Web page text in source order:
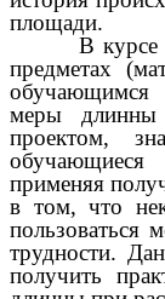
площади.
В
предметах
обучающимся
меры
проектом,
применяя
в том, что
пользоваться
трудности.
получить